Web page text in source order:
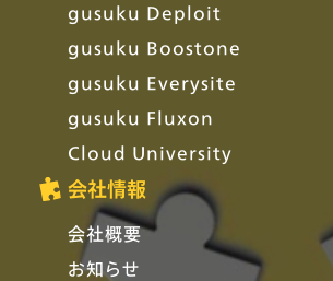
gusuku Deploit
gusuku Boostone
gusuku Everysite
gusuku Fluxon
Cloud University
会社情報
会社概要
お知らせ